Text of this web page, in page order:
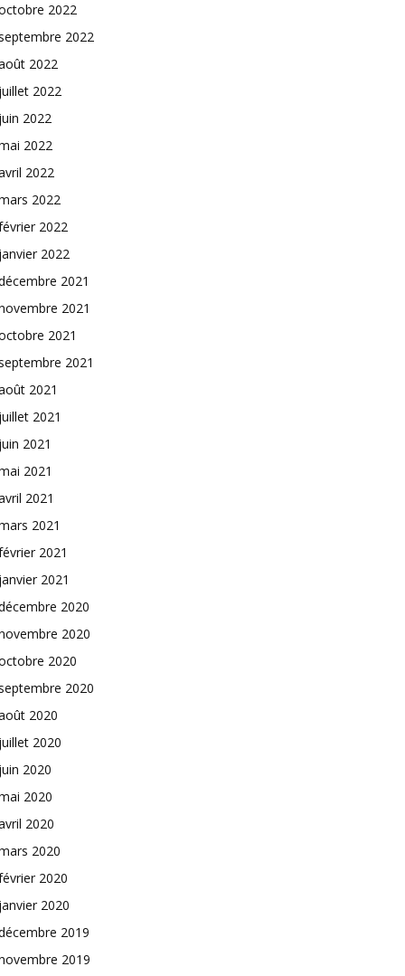
2022
2022
2022
2022
2022
2022
2022
2022
2022
2022
2021
2021
2021
2021
2021
2021
2021
2021
2021
2021
2021
2021
2020
2020
2020
2020
2020
2020
2020
2020
2020
2020
2020
2020
2019
2019